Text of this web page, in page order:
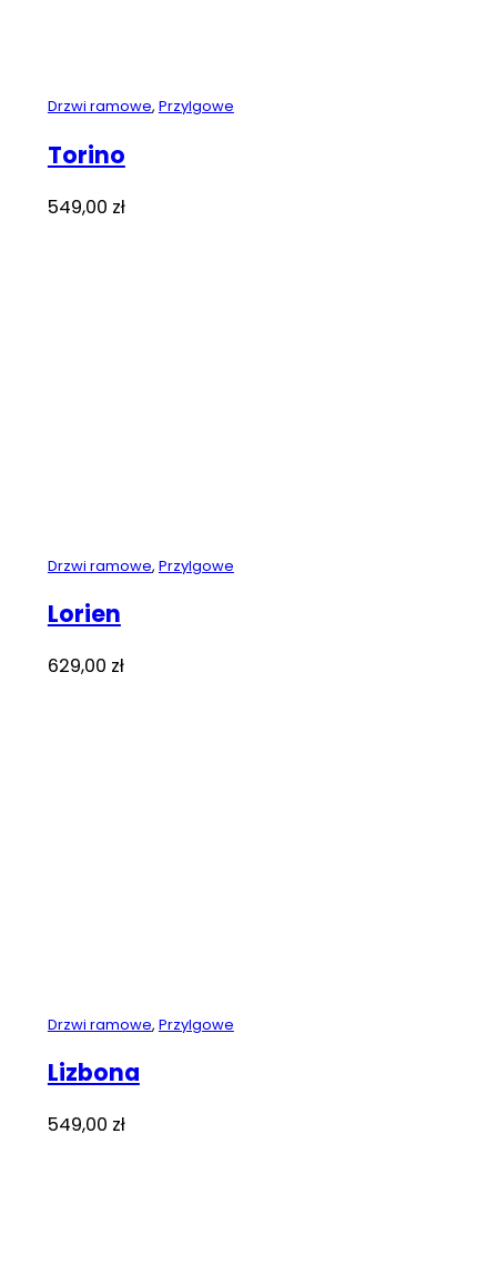
Drzwi ramowe, Przylgowe
Torino
549,00 zł
Drzwi ramowe, Przylgowe
Lorien
629,00 zł
Drzwi ramowe, Przylgowe
Lizbona
549,00 zł